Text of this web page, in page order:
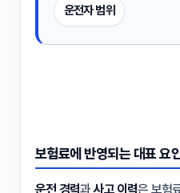
운전자 범위
보험료에 반영되는 대표 요
운전 경력과사고 이력은 보험